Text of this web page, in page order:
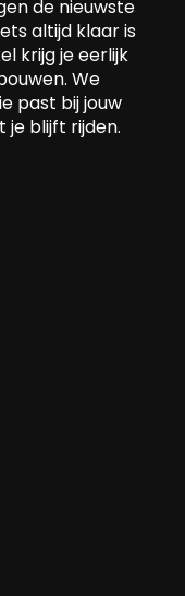
de nieuwste
altijd klaar is
krijg je eerlijk
We
past bij jouw
je blijft rijden.